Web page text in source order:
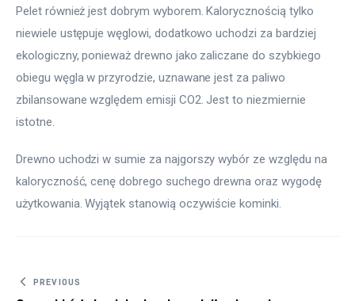
Pelet również jest dobrym wyborem. Kalorycznością tylko
niewiele ustępuje węglowi, dodatkowo uchodzi za bardziej
ekologiczny, ponieważ drewno jako zaliczane do szybkiego
obiegu węgla w przyrodzie, uznawane jest za paliwo
zbilansowane względem emisji CO2. Jest to niezmiernie
istotne.
Drewno uchodzi w sumie za najgorszy wybór ze względu na
kaloryczność, cenę dobrego suchego drewna oraz wygodę
użytkowania. Wyjątek stanowią oczywiście kominki.
Nawigacja wpisu
PREVIOUS